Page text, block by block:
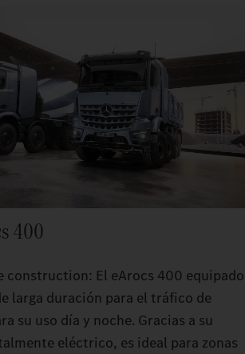
400
construction: El eArocs 400 equipado
larga duración para el tráfico de
su uso día y noche. Gracias a su
eléctrico, es ideal para zonas